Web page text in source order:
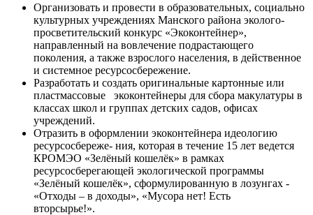
Организовать и провести в образовательных, социально
культурных учреждениях Манского района эколого-
просветительский конкурс «Экоконтейнер»,
направленный на вовлечение подрастающего
поколения, а также взрослого населения, в действенное
и системное ресурсосбережение.
Разработать и создать оригинальные картонные или
пластмассовые экоконтейнеры для сбора макулатуры в
классах школ и группах детских садов, офисах
учреждений.
Отразить в оформлении экоконтейнера идеологию
ресурсосбереже- ния, которая в течение 15 лет ведется
КРОМЭО «Зелёный кошелёк» в рамках
ресурсосберегающей экологической программы
«Зелёный кошелёк», сформулированную в лозунгах -
«Отходы – в доходы», «Мусора нет! Есть
вторсырье!».